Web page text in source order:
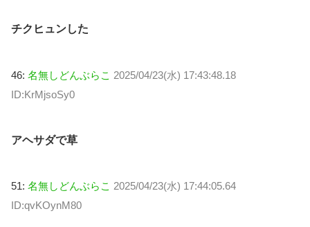
チクヒュンした
46: 名無しどんぶらこ 2025/04/23(水) 17:43:48.18
ID:KrMjsoSy0
アヘサダで草
51: 名無しどんぶらこ 2025/04/23(水) 17:44:05.64
ID:qvKOynM80